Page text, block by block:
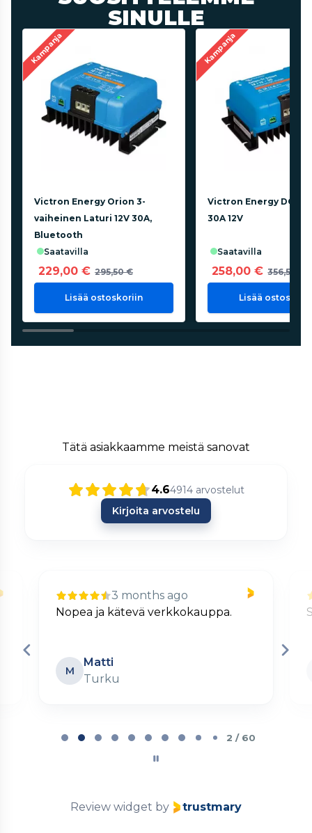
SINULLE
Kampanja
Victron Energy Orion 3-
vaiheinen Laturi 12V 30A,
Bluetooth
saatavilla
229,00 € 295,50 €
Lisää ostoskoriin
Kampanja
Victron Energy DC-
30A 12V
saatavilla
258,00 € 356,50 €
Lisää
Tätä asiakkaamme meistä sanovat
4.64914 arvostelut
Kirjoita arvostelu
3 months ago
Nopea ja kätevä verkkokauppa.
M
Matti
Turku
2 / 60
Review widget by trustmary